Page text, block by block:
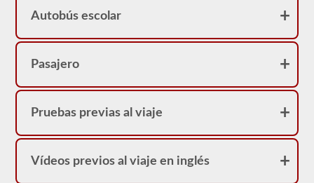
Autobús escolar
Pasajero
Pruebas previas al viaje
Vídeos previos al viaje en inglés